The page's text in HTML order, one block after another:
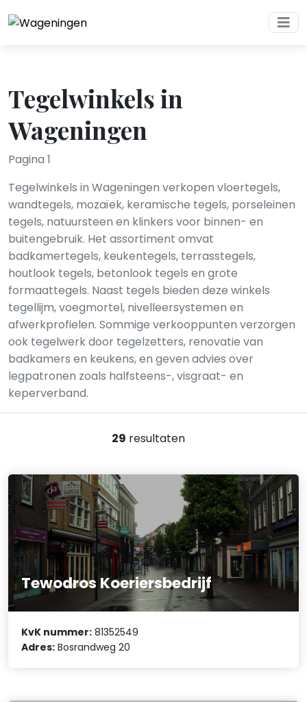
Tegelwinkels in
Wageningen
Pagina 1
Tegelwinkels in Wageningen verkopen vloertegels,
wandtegels, mozaïek, keramische tegels, porseleinen
tegels, natuursteen en klinkers voor binnen- en
buitengebruik. Het assortiment omvat
badkamertegels, keukentegels, terrasstegels,
houtlook tegels, betonlook tegels en grote
formaattegels. Naast tegels bieden deze winkels
tegellijm, voegmortel, nivelleersystemen en
afwerkprofielen. Sommige verkooppunten verzorgen
ook tegelwerk door tegelzetters, renovatie van
badkamers en keukens, en geven advies over
legpatronen zoals halfsteens-, visgraat- en
keperverband.
29 resultaten
Tewodros Koeriersbedrijf
KvK nummer: 81352549
Adres: Bosrandweg 20